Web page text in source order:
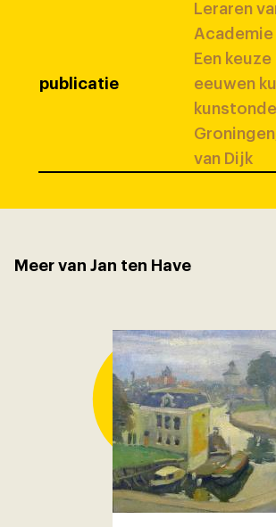
publicatie
Leraren
Academie
Een
eeuwen
van Dijk
Meer van Jan ten Have